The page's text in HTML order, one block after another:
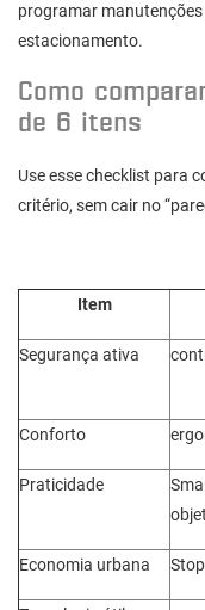
programar
estacionamento.
Como
de 6 itens
Use esse checklist para
critério, sem cair no
Item
Segurança ativa
Conforto
Praticidade
Economia urbana